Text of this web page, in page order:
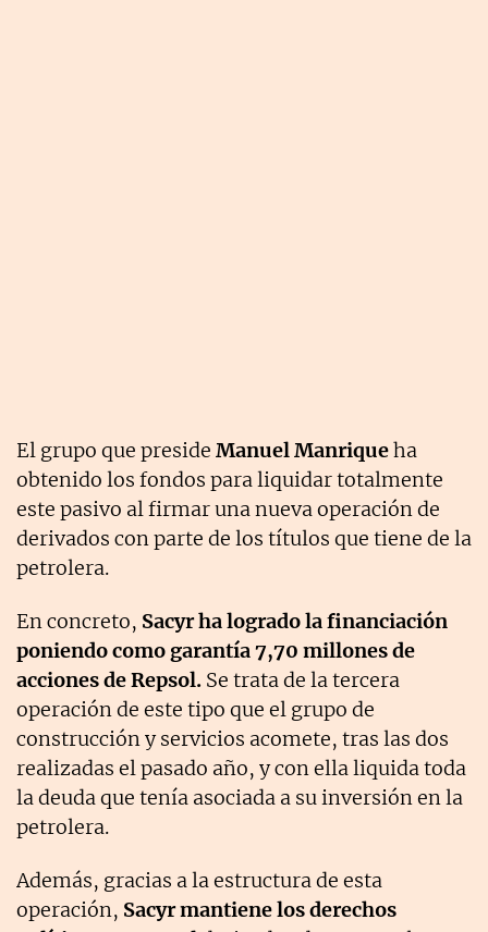
El grupo que preside Manuel Manriqueha
obtenido los fondos para liquidar totalmente
este pasivo al firmar una nueva operación de
derivados con parte de los títulos que tiene de la
petrolera.
En concreto, Sacyr ha logrado la financiación
poniendo como garantía 7,70 millones de
acciones de Repsol. Se trata de la tercera
operación de este tipo que el grupo de
construcción y servicios acomete, tras las dos
realizadas el pasado año, y con ella liquida toda
la deuda que tenía asociada a su inversión en la
petrolera.
Además, gracias a la estructura de esta
operación, Sacyr mantiene los derechos